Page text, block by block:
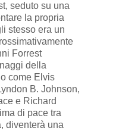
seduto su una
la propria
stesso era un
Forrest
della
come Elvis
B. Johnson,
e Richard
di pace tra
diventerà una